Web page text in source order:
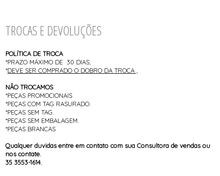
TROCAS E DEVOLUÇÕES
POLÍTICA DE TROCA
*PRAZO MÁXIMO DE 30 DIAS;
*DEVE SER COMPRADO O DOBRO DA TROCA ,
NÃO TROCAMOS
*PEÇAS PROMOCIONAIS
*PEÇAS COM TAG RASURADO.
*PEÇAS SEM TAG.
*PEÇAS SEM EMBALAGEM.
*PEÇAS BRANCAS
Qualquer duvidas entre em contato com sua Consultora de vendas ou
nos contate.
35 3553-1614.